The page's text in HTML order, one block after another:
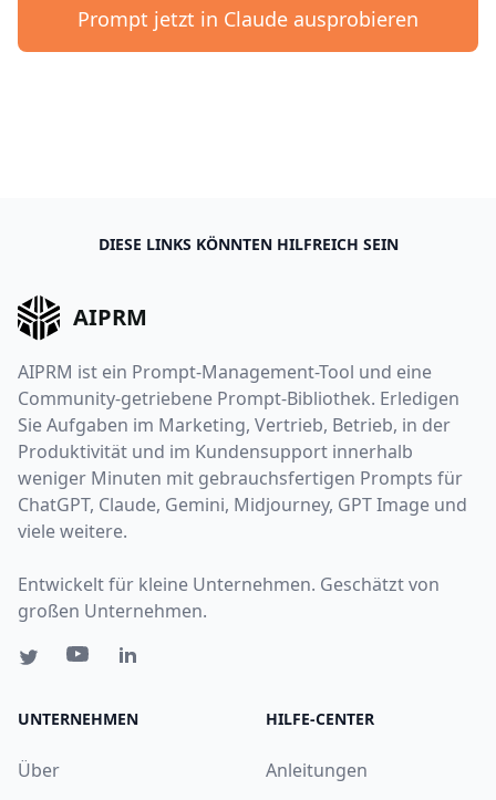
Prompt jetzt in Claude ausprobieren
DIESE LINKS KÖNNTEN HILFREICH SEIN
AIPRM
AIPRM ist ein Prompt-Management-Tool und eine
Community-getriebene Prompt-Bibliothek. Erledigen
Sie Aufgaben im Marketing, Vertrieb, Betrieb, in der
Produktivität und im Kundensupport innerhalb
weniger Minuten mit gebrauchsfertigen Prompts für
ChatGPT, Claude, Gemini, Midjourney, GPT Image und
viele weitere.
Entwickelt für kleine Unternehmen. Geschätzt von
großen Unternehmen.
UNTERNEHMEN
Über
HILFE-CENTER
Anleitungen